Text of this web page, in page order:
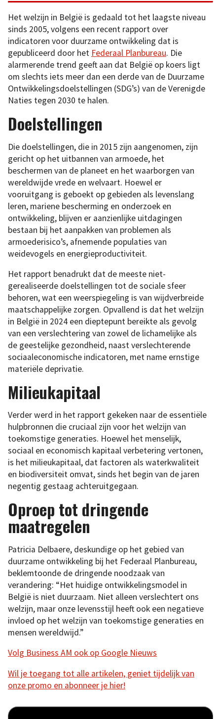
Het welzijn in België is gedaald tot het laagste niveau
sinds 2005, volgens een recent rapport over
indicatoren voor duurzame ontwikkeling dat is
gepubliceerd door het Federaal Planbureau. Die
alarmerende trend geeft aan dat België op koers ligt
om slechts iets meer dan een derde van de Duurzame
Ontwikkelingsdoelstellingen (SDG’s) van de Verenigde
Naties tegen 2030 te halen.
Doelstellingen
Die doelstellingen, die in 2015 zijn aangenomen, zijn
gericht op het uitbannen van armoede, het
beschermen van de planeet en het waarborgen van
wereldwijde vrede en welvaart. Hoewel er
vooruitgang is geboekt op gebieden als levenslang
leren, mariene bescherming en onderzoek en
ontwikkeling, blijven er aanzienlijke uitdagingen
bestaan bij het aanpakken van problemen als
armoederisico’s, afnemende populaties van
weidevogels en energieproductiviteit.
Het rapport benadrukt dat de meeste niet-
gerealiseerde doelstellingen tot de sociale sfeer
behoren, wat een weerspiegeling is van wijdverbreide
maatschappelijke zorgen. Opvallend is dat het welzijn
in België in 2024 een dieptepunt bereikte als gevolg
van een verslechtering van zowel de lichamelijke als
de geestelijke gezondheid, naast verslechterende
sociaaleconomische indicatoren, met name ernstige
materiële deprivatie.
Milieukapitaal
Verder werd in het rapport gekeken naar de essentiële
hulpbronnen die cruciaal zijn voor het welzijn van
toekomstige generaties. Hoewel het menselijk,
sociaal en economisch kapitaal verbetering vertonen,
is het milieukapitaal, dat factoren als waterkwaliteit
en biodiversiteit omvat, sinds het begin van de jaren
negentig gestaag achteruitgegaan.
Oproep tot dringende
maatregelen
Patricia Delbaere, deskundige op het gebied van
duurzame ontwikkeling bij het Federaal Planbureau,
beklemtoonde de dringende noodzaak van
verandering: “Het huidige ontwikkelingsmodel in
België is niet duurzaam. Niet alleen verslechtert ons
welzijn, maar onze levensstijl heeft ook een negatieve
invloed op het welzijn van toekomstige generaties en
mensen wereldwijd.”
Volg Business AM ook op Google Nieuws
Wil je toegang tot alle artikelen, geniet tijdelijk van
onze promo en abonneer je hier!